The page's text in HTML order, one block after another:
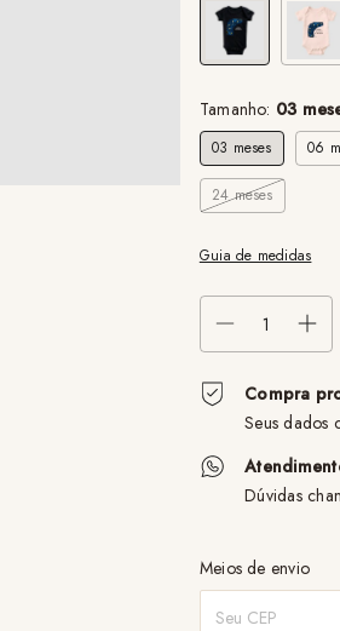
Tamanho: 03
03 meses 06
24 meses
Guia de medidas
Compra
Seus dados
Dúvidas
Entregas para o CEP:
Meios de envio